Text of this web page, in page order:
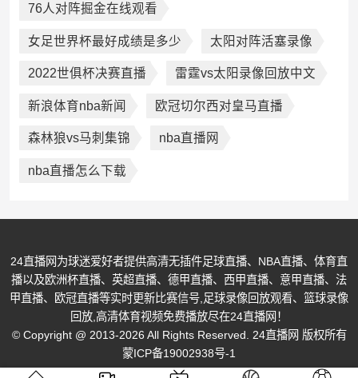
76人对阵掘金在线观看
女足世界杯最好成绩是多少 太阳对阵活塞录像
2022世俱杯决赛直播 雷霆vs太阳录像回放中文
新浪体育nba新闻 欧冠切尔西对皇马直播
森林狼vs马刺集锦 nba直播网
nba直播怎么下载
24直播网为球迷爱好者提供高清无插件足球直播、NBA直播、体育直
播以及欧洲杯直播、英超直播、德甲直播、西甲直播、意甲直播、法
甲直播、欧冠直播等实时更新比赛信号,足球录像回放观看、篮球录像
回放,高清体育视频免费播放尽在24直播网！
© Copyright @ 2013-2026 All Rights Reserved. 24直播网 版权所有
蒙ICP备19002938号-1